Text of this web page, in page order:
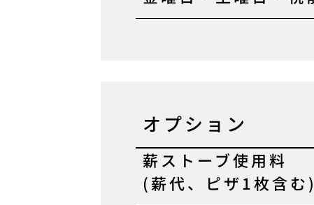
オプション
薪ストーブ使用料
(薪代、ピザ1枚含む)